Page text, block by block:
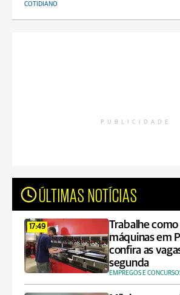
COTIDIANO
PUBLICIDADE
ÚLTIMAS NOTÍCIAS
17:49
Trabalhe
máquinas em
confira as
segunda
EMPREGOS E